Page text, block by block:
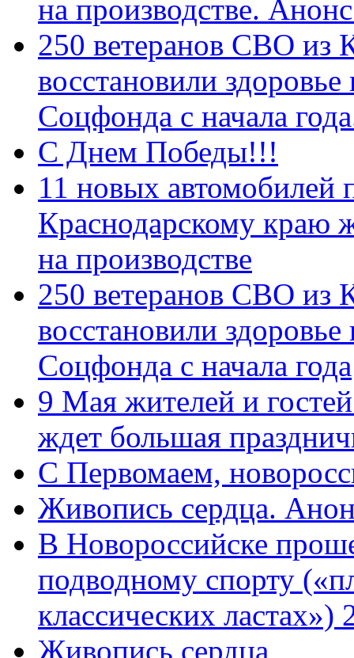
на производстве.
250 ветеранов СВО из
восстановили
Соцфонда с начала
С Днем Победы!!!
11 новых автомобилей
Краснодарскому краю
на производстве
250 ветеранов СВО из
восстановили
Соцфонда с начала года
9 Мая жителей и
ждет большая
C Первомаем,
Живопись сердца.
В Новороссийске
подводному спорту
классических
Живопись сердца